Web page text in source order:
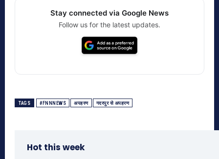
Stay connected via Google News
Follow us for the latest updates.
TAGS #FNNNEWS अपहरण गदरपुर से अपहरण
Hot this week